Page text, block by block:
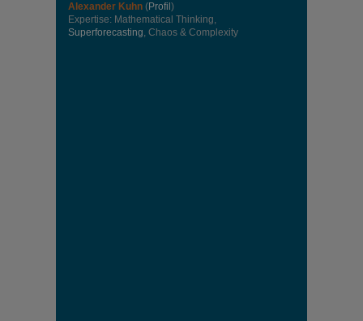
Alexander Kuhn (Profil )
Expertise: Mathematical Thinking,
Superforecasting, Chaos & Complexity